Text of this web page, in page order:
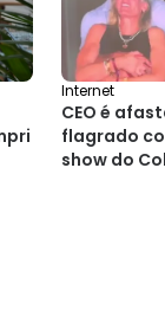
Internet
CEO é
flagrado
show do